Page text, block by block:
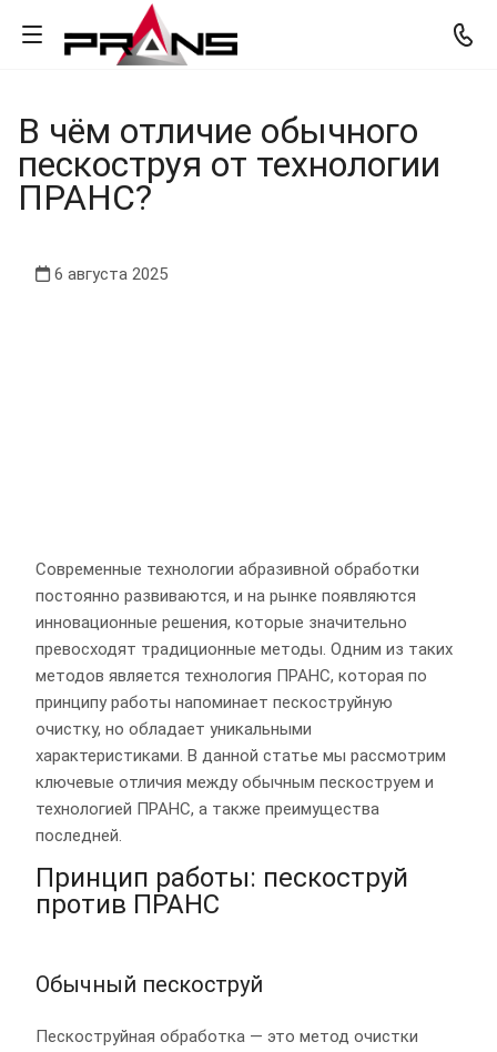
В чём отличие обычного
пескоструя от технологии
ПРАНС?
6 августа 2025
Современные технологии абразивной обработки
постоянно развиваются, и на рынке появляются
инновационные решения, которые значительно
превосходят традиционные методы. Одним из таких
методов является технология ПРАНС, которая по
принципу работы напоминает пескоструйную
очистку, но обладает уникальными
характеристиками. В данной статье мы рассмотрим
ключевые отличия между обычным пескоструем и
технологией ПРАНС, а также преимущества
последней.
Принцип работы: пескоструй
против ПРАНС
Обычный пескоструй
Пескоструйная обработка — это метод очистки